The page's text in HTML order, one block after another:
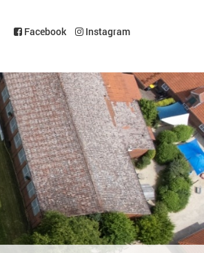
Facebook Instagram